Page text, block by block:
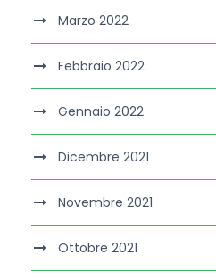
Marzo 2022
Febbraio 2022
Gennaio 2022
Dicembre 2021
Novembre 2021
Ottobre 2021